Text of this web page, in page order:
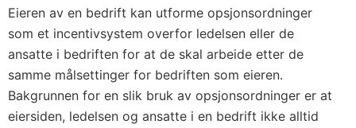
Eieren av en bedrift kan utforme opsjonsordninger
som et incentivsystem overfor ledelsen eller de
ansatte i bedriften for at de skal arbeide etter de
samme målsettinger for bedriften som eieren.
Bakgrunnen for en slik bruk av opsjonsordninger er at
eiersiden, ledelsen og ansatte i en bedrift ikke alltid